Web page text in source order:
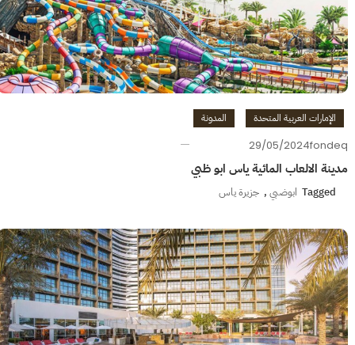
الإمارات العربية المتحدة المدونة
29/05/2024fondeq
مدينة الالعاب المائية ياس ابو ظبي
Tagged ابوضبي , جزيرة ياس